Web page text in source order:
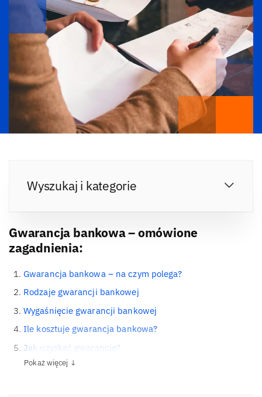
Wyszukaj i kategorie
Gwarancja bankowa – omówione
zagadnienia:
Gwarancja bankowa – na czym polega?
Rodzaje gwarancji bankowej
Wygaśnięcie gwarancji bankowej
Ile kosztuje gwarancja bankowa?
Jak uzyskać gwarancję?
Pokaż więcej ↓